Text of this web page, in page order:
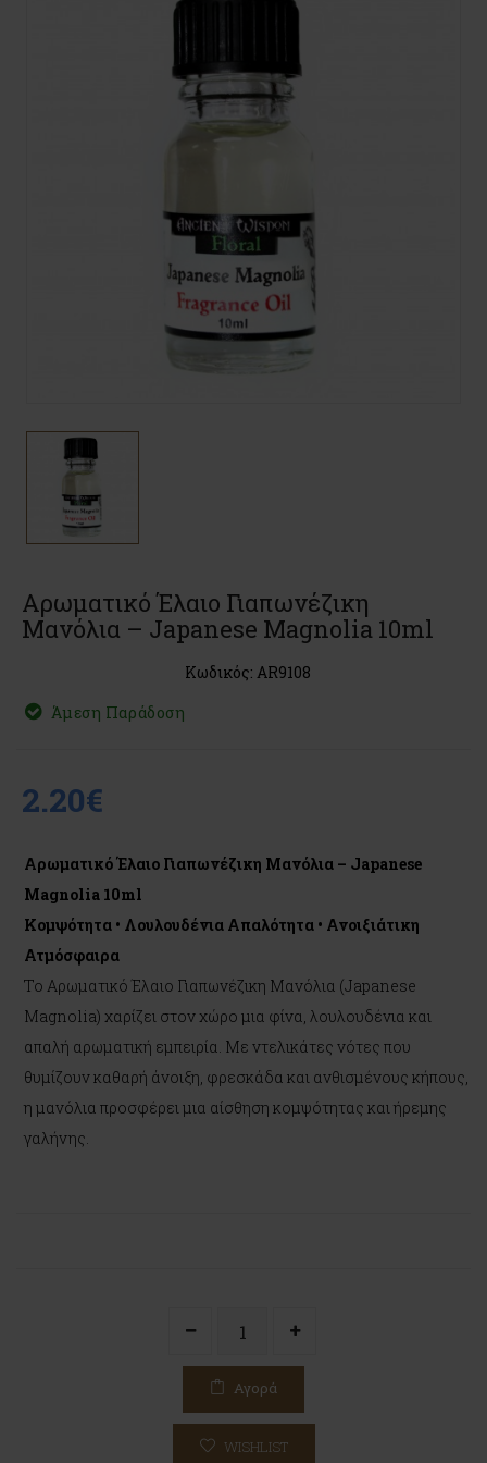
Αρωματικό Έλαιο Γιαπωνέζικη
Μανόλια – Japanese Magnolia 10ml
Κωδικός: AR9108
Άμεση Παράδοση
2.20€
Αρωματικό Έλαιο Γιαπωνέζικη Μανόλια – Japanese
Magnolia 10ml
Κομψότητα • Λουλουδένια Απαλότητα • Ανοιξιάτικη
Ατμόσφαιρα
Το Αρωματικό Έλαιο Γιαπωνέζικη Μανόλια (Japanese
Magnolia) χαρίζει στον χώρο μια φίνα, λουλουδένια και
απαλή αρωματική εμπειρία. Με ντελικάτες νότες που
θυμίζουν καθαρή άνοιξη, φρεσκάδα και ανθισμένους κήπους,
η μανόλια προσφέρει μια αίσθηση κομψότητας και ήρεμης
γαλήνης.
Αγορά
WISHLIST